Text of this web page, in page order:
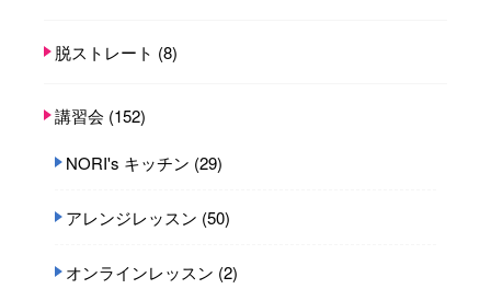
脱ストレート (8)
講習会 (152)
NORI's キッチン (29)
アレンジレッスン (50)
オンラインレッスン (2)